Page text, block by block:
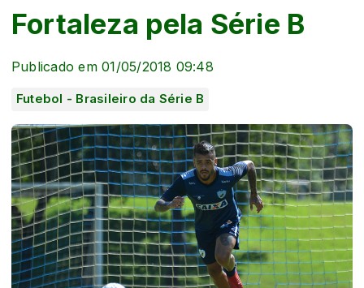
Fortaleza pela Série B
Publicado em 01/05/2018 09:48
Futebol - Brasileiro da Série B